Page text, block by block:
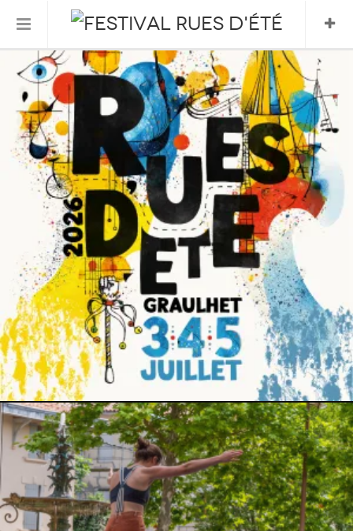
Informations Pratiques
L’association
Le Festival
FESTIVAL 2026